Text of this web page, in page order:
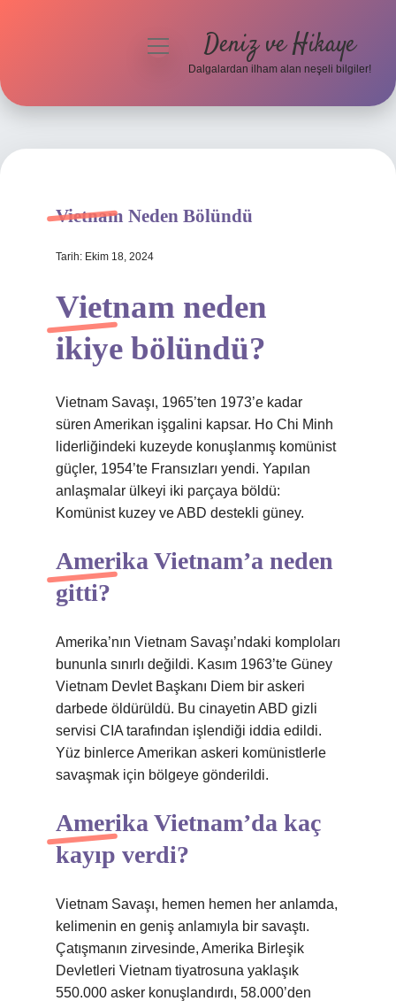
Hakkımızda
menüyü
Deniz ve Hikaye
Dalgalardan ilham alan neşeli bilgiler!
Vietnam Neden Bölündü
Tarih: Ekim 18, 2024
Vietnam neden
ikiye bölündü?
Vietnam Savaşı, 1965’ten 1973’e kadar
süren Amerikan işgalini kapsar. Ho Chi Minh
liderliğindeki kuzeyde konuşlanmış komünist
güçler, 1954’te Fransızları yendi. Yapılan
anlaşmalar ülkeyi iki parçaya böldü:
Komünist kuzey ve ABD destekli güney.
Amerika Vietnam’a neden
gitti?
Amerika’nın Vietnam Savaşı’ndaki komploları
bununla sınırlı değildi. Kasım 1963’te Güney
Vietnam Devlet Başkanı Diem bir askeri
darbede öldürüldü. Bu cinayetin ABD gizli
servisi CIA tarafından işlendiği iddia edildi.
Yüz binlerce Amerikan askeri komünistlerle
savaşmak için bölgeye gönderildi.
Amerika Vietnam’da kaç
kayıp verdi?
Vietnam Savaşı, hemen hemen her anlamda,
kelimenin en geniş anlamıyla bir savaştı.
Çatışmanın zirvesinde, Amerika Birleşik
Devletleri Vietnam tiyatrosuna yaklaşık
550.000 asker konuşlandırdı, 58.000’den